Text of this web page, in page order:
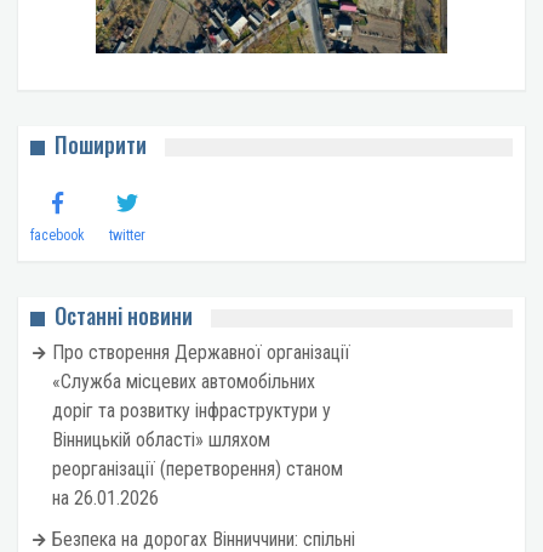
Поширити
facebook twitter
Останні новини
Про створення Державної організації
«Служба місцевих автомобільних
доріг та розвитку інфраструктури у
Вінницькій області» шляхом
реорганізації (перетворення) станом
на 26.01.2026
Безпека на дорогах Вінниччини: спільні